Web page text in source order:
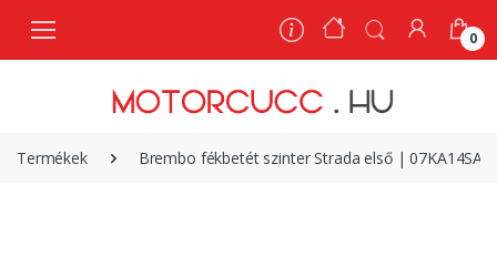
0
Termékek Brembo fékbetét szinter Strada első | 07KA14SA
0